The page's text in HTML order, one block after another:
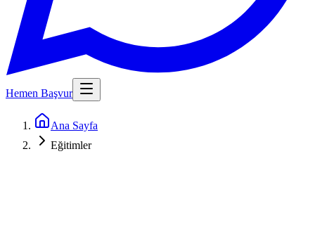
Hemen Başvur
Ana Sayfa
Eğitimler